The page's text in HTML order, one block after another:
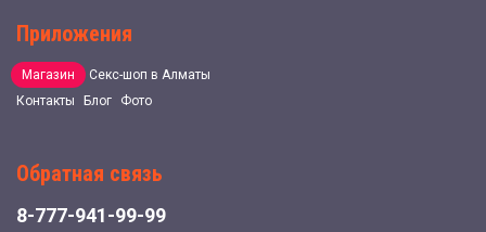
Приложения
Магазин
Секс-шоп в Алматы
Контакты
Блог Фото
Обратная связь
8-777-941-99-99